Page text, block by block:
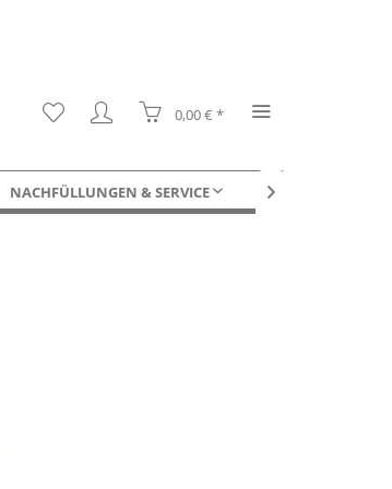
0,00 € *
NACHFÜLLUNGEN & SERVICE 